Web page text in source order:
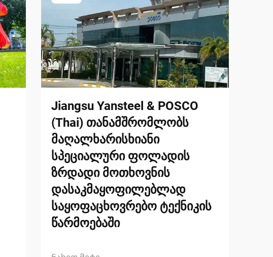
Jiangsu Yansteel & POSCO
(Thai) თანამშრომლობს
მაღალხარისხიანი
სპეციალური ფოლადის
ზრდადი მოთხოვნის
დასაკმაყოფილებლად
საყოფაცხოვრებო ტექნიკის
წარმოებაში